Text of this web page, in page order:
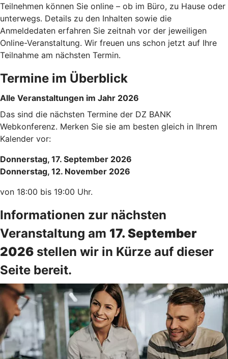
Teilnehmen können Sie online – ob im Büro, zu Hause oder
unterwegs. Details zu den Inhalten sowie die
Anmeldedaten erfahren Sie zeitnah vor der jeweiligen
Online-Veranstaltung. Wir freuen uns schon jetzt auf Ihre
Teilnahme am nächsten Termin.
Termine im Überblick
Alle Veranstaltungen im Jahr 2026
Das sind die nächsten Termine der DZ BANK
Webkonferenz. Merken Sie sie am besten gleich in Ihrem
Kalender vor:
Donnerstag, 17. September 2026
Donnerstag, 12. November 2026
von 18:00 bis 19:00 Uhr.
Informationen zur nächsten
Veranstaltung am 17. September
2026 stellen wir in Kürze auf dieser
Seite bereit.